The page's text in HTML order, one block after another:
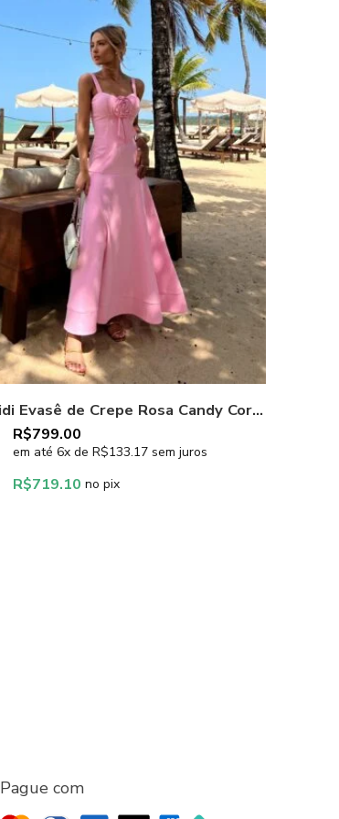
Vestido Midi Evasê de Crepe Rosa Candy Cor-de-rosa
R$799.00
em até 6x de R$133.17 sem juros
R$719.10 no pix
Pague com